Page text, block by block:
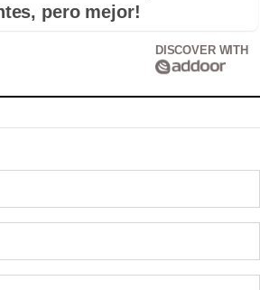
pero mejor!
DISCOVER WITH